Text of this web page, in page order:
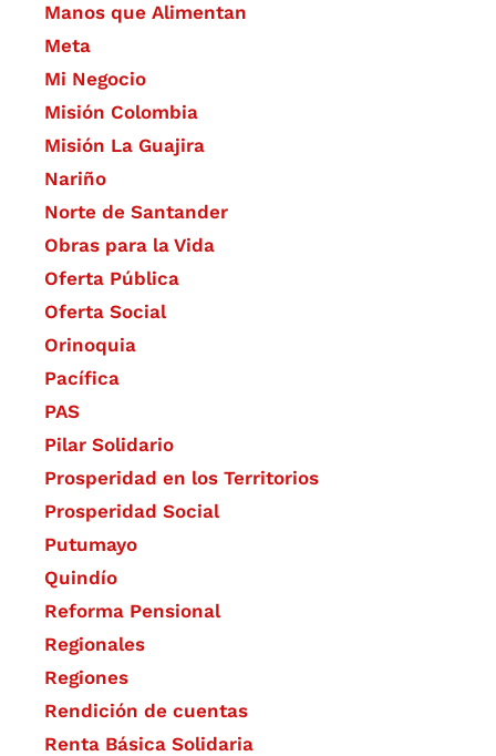
Manos que Alimentan
Meta
Mi Negocio
Misión Colombia
Misión La Guajira
Nariño
Norte de Santander
Obras para la Vida
Oferta Pública
Oferta Social​​
Orinoquia
Pacífica
PAS
Pilar Solidario
Prosperidad en los Territorios
Prosperidad Social
Putumayo
Quindío
Reforma Pensional
Regionales
Regiones
Rendición de cuentas
Renta Básica Solidaria